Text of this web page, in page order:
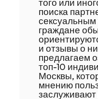
того или
поиска
сексуальным
граждане
и отзывы о
предлагаем
топ-10
Москвы,
мнению